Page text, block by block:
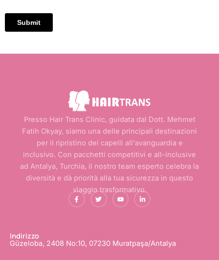
Presso Hair Trans Clinic, guidata dal Dott. Mehmet
Fatih Okyay, siamo una delle principali destinazioni
per il ripristino dei capelli all'avanguardia e
inclusivo. Con pacchetti competitivi e all-inclusive
ad Antalya, Turchia, il nostro team esperto celebra la
diversità e dà priorità alla tua sicurezza in questo
viaggio trasformativo.
F
a
c
-
C
i
n
i
Y
o
u
L
i
n
-
Indirizzo
Güzeloba, 2408 No:10, 07230 Muratpaşa/Antalya